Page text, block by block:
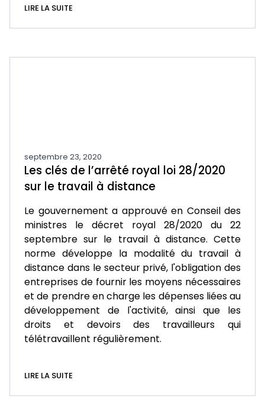
LIRE LA SUITE
septembre 23, 2020
Les clés de l’arrêté royal loi 28/2020
sur le travail à distance
Le gouvernement a approuvé en Conseil des
ministres le décret royal 28/2020 du 22
septembre sur le travail à distance. Cette
norme développe la modalité du travail à
distance dans le secteur privé, l'obligation des
entreprises de fournir les moyens nécessaires
et de prendre en charge les dépenses liées au
développement de l'activité, ainsi que les
droits et devoirs des travailleurs qui
télétravaillent régulièrement.
LIRE LA SUITE